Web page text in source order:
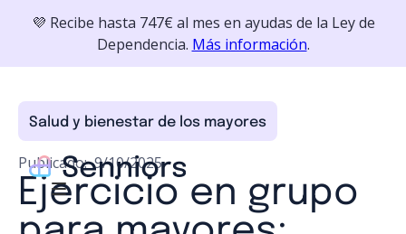
💜 Recibe hasta 747€ al mes en ayudas de la Ley de
Dependencia. Más información.
Salud y bienestar de los mayores
Publicado:9/10/2025
Ejercicio en grupo